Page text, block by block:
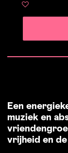
Een
muziek en
vrijheid en